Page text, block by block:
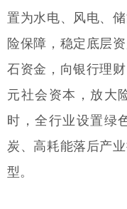
置为水电、风电、
险保障，稳定底层
石资金，向银行理
元社会资本，放大
时，全行业设置绿
炭、高耗能落后产
型。